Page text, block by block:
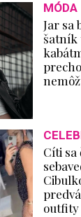
MÓDA
Jar sa
šatník
Cíti sa
outfity